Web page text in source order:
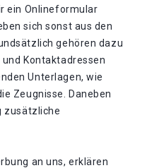
ein Onlineformular
sich sonst aus den
gehören dazu
Kontaktadressen
Unterlagen, wie
Zeugnisse. Daneben
zusätzliche
an uns, erklären